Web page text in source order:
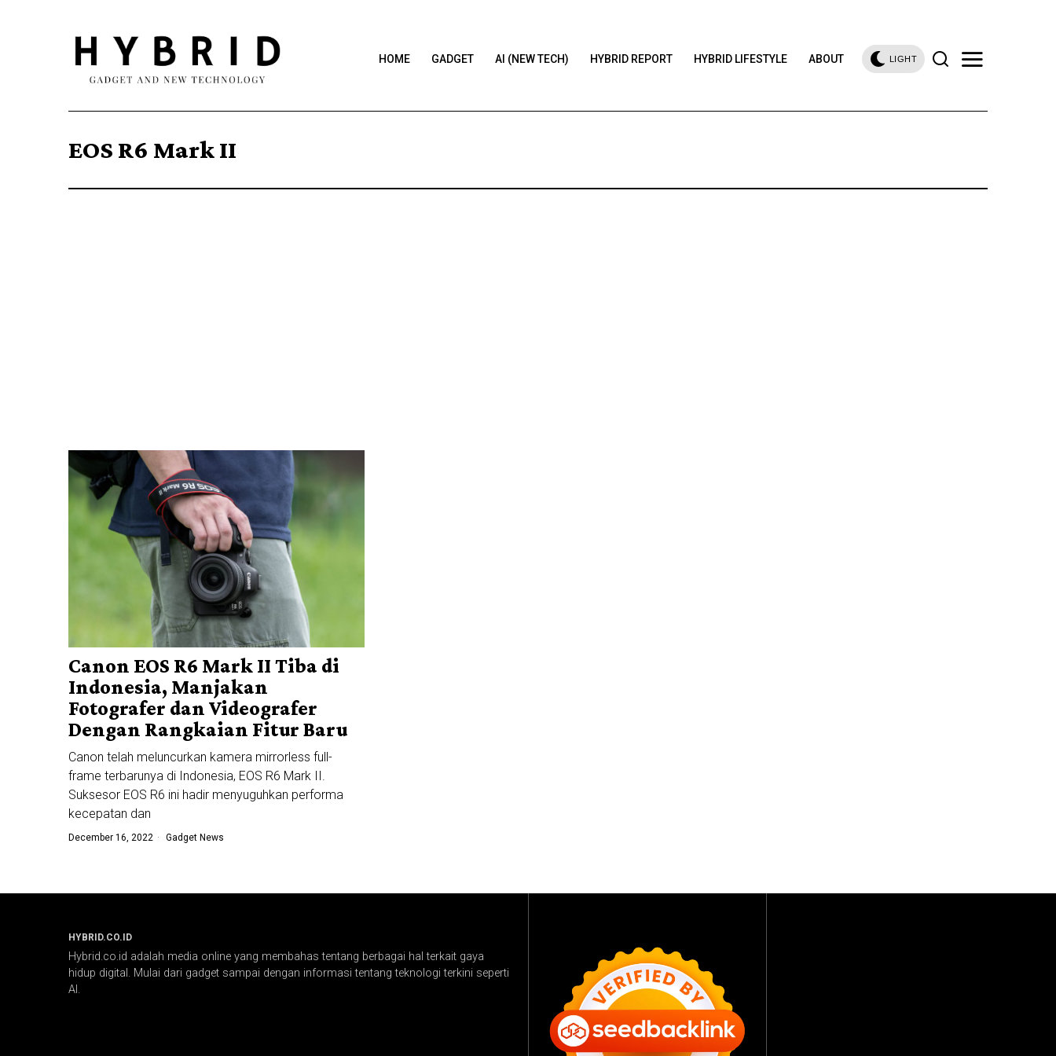
HOME GADGET AI (NEW TECH) HYBRID REPORT HYBRID LIFESTYLE ABOUT LIGHT
EOS R6 Mark II
Canon EOS R6 Mark II Tiba di
Indonesia, Manjakan
Fotografer dan Videografer
Dengan Rangkaian Fitur Baru
Canon telah meluncurkan kamera mirrorless full-
frame terbarunya di Indonesia, EOS R6 Mark II.
Suksesor EOS R6 ini hadir menyuguhkan performa
kecepatan dan
December 16, 2022 Gadget News
HYBRID.CO.ID
Hybrid.co.id adalah media online yang membahas tentang berbagai hal terkait gaya
hidup digital. Mulai dari gadget sampai dengan informasi tentang teknologi terkini seperti
AI.